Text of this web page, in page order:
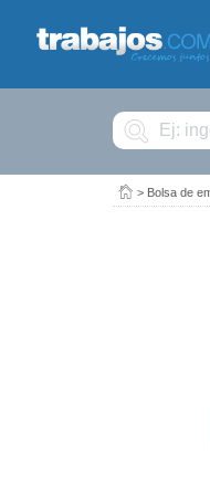
Buscar
> Bolsa de